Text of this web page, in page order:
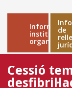
MainInformació
institucional i
de
Cessió